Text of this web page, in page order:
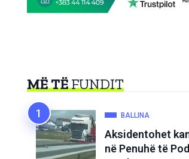
MË TËFUNDIT
BALLINA
Aksidentohet
në Penuhë të